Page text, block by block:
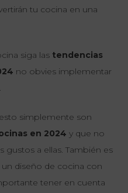
tu cocina en una
siga las tendencias
no obvies implementar
simplemente son
en 2024 y que no
gustos a ellas. También es
diseño de cocina con
tener en cuenta